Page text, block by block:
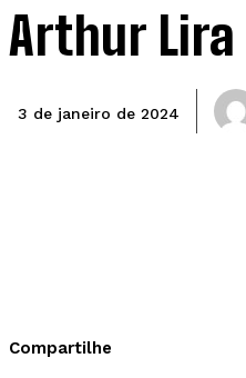
Arthur
3 de janeiro de 2024
Compartilhe